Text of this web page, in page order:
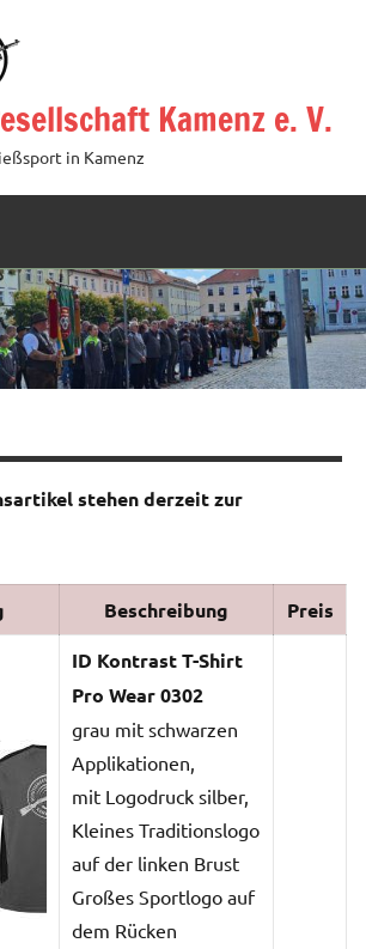
Kamenz e. V.
in Kamenz
stehen derzeit zur
Beschreibung
Preis
ID Kontrast T-Shirt
Pro Wear 0302
grau mit schwarzen
Applikationen,
mit Logodruck silber,
Kleines Traditionslogo
auf der linken Brust
Großes Sportlogo auf
dem Rücken